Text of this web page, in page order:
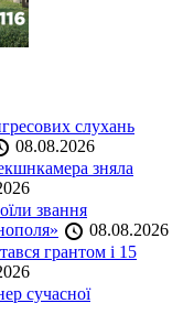
слухань
08.08.2026
зняла
звання
08.08.2026
грантом і 15
сучасної